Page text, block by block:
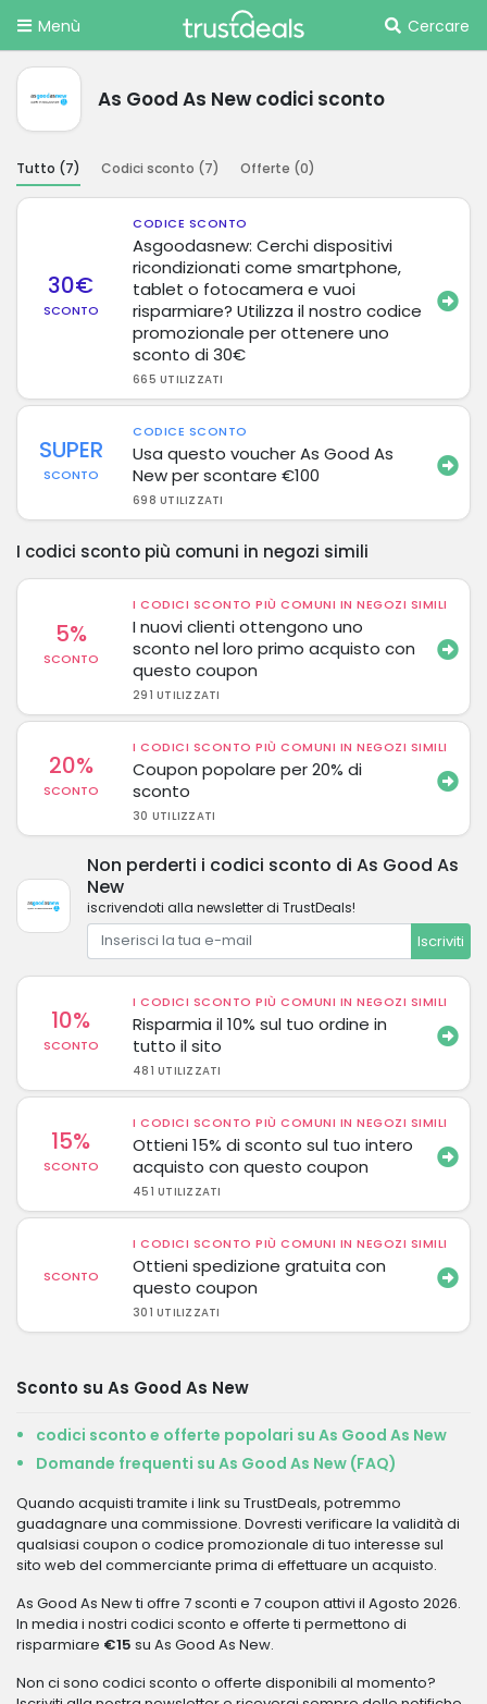
Menù Cercare
As Good As New codici sconto
Tutto (7) Codici sconto (7) Offerte (0)
30€
SCONTO
CODICE SCONTO
Asgoodasnew: Cerchi dispositivi
ricondizionati come smartphone,
tablet o fotocamera e vuoi
risparmiare? Utilizza il nostro codice
promozionale per ottenere uno
sconto di 30€
665 UTILIZZATI
SUPER
SCONTO
CODICE SCONTO
Usa questo voucher As Good As
New per scontare €100
698 UTILIZZATI
I codici sconto più comuni in negozi simili
5%
SCONTO
I CODICI SCONTO PIÙ COMUNI IN NEGOZI SIMILI
I nuovi clienti ottengono uno
sconto nel loro primo acquisto con
questo coupon
291 UTILIZZATI
20%
SCONTO
I CODICI SCONTO PIÙ COMUNI IN NEGOZI SIMILI
Coupon popolare per 20% di
sconto
30 UTILIZZATI
Non perderti i codici sconto di As Good As
New
iscrivendoti alla newsletter di TrustDeals!
Iscriviti
10%
SCONTO
I CODICI SCONTO PIÙ COMUNI IN NEGOZI SIMILI
Risparmia il 10% sul tuo ordine in
tutto il sito
481 UTILIZZATI
15%
SCONTO
I CODICI SCONTO PIÙ COMUNI IN NEGOZI SIMILI
Ottieni 15% di sconto sul tuo intero
acquisto con questo coupon
451 UTILIZZATI
SCONTO
I CODICI SCONTO PIÙ COMUNI IN NEGOZI SIMILI
Ottieni spedizione gratuita con
questo coupon
301 UTILIZZATI
Sconto su As Good As New
codici sconto e offerte popolari su As Good As New
Domande frequenti su As Good As New (FAQ)
Quando acquisti tramite i link su TrustDeals, potremmo
guadagnare una commissione. Dovresti verificare la validità di
qualsiasi coupon o codice promozionale di tuo interesse sul
sito web del commerciante prima di effettuare un acquisto.
As Good As New ti offre 7 sconti e 7 coupon attivi il Agosto 2026.
In media i nostri codici sconto e offerte ti permettono di
risparmiare €15 su As Good As New.
Non ci sono codici sconto o offerte disponibili al momento?